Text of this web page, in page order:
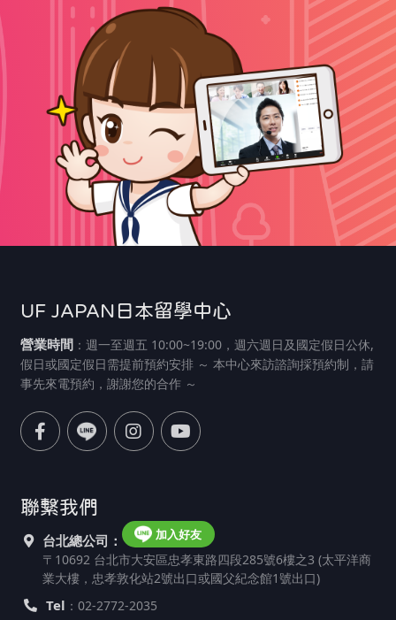
UF JAPAN日本留學中心
營業時間 ：週一至週五 10:00~19:00，週六週日及國定假日公休,
假日或國定假日需提前預約安排 ～ 本中心來訪諮詢採預約制，請
事先來電預約，謝謝您的合作 ～
聯繫我們
台北總公司： 加入好友
〒10692 台北市大安區忠孝東路四段285號6樓之3 (太平洋商
業大樓，忠孝敦化站2號出口或國父紀念館1號出口)
Tel ：02-2772-2035